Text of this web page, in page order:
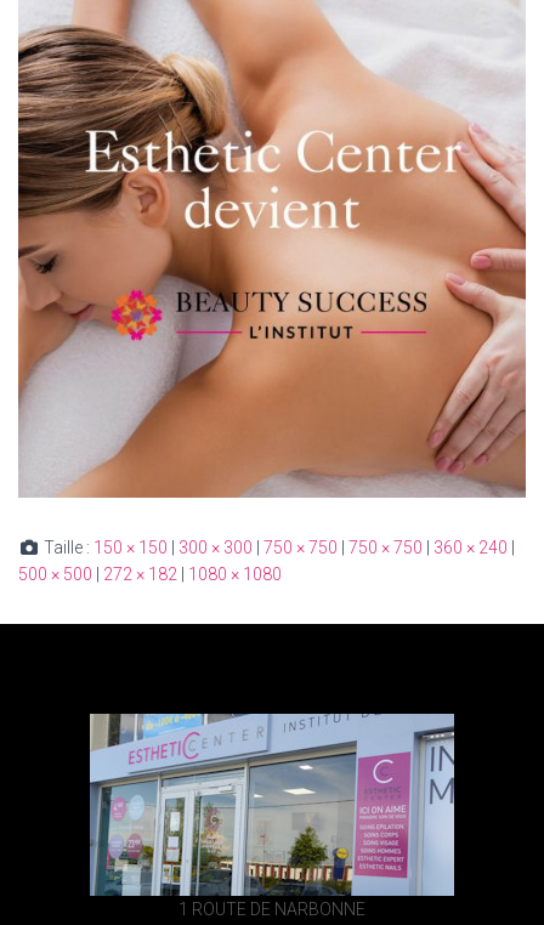
Taille : 150 × 150 300 × 300 750 × 750 750 × 750 360 × 240
500 × 500
272 × 182 1080 × 1080
1 ROUTE DE NARBONNE